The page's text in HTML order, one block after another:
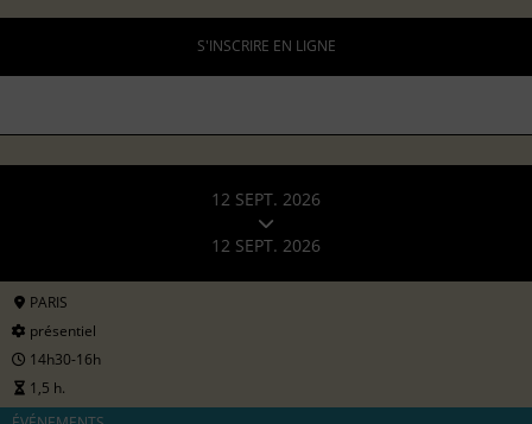
S'INSCRIRE EN LIGNE
12 SEPT. 2026
12 SEPT. 2026
PARIS
présentiel
14h30-16h
1,5 h.